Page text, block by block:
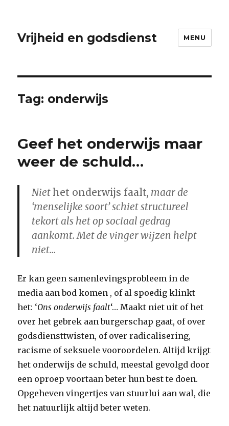
Vrijheid en godsdienst MENU
Tag: onderwijs
Geef het onderwijs maar
weer de schuld…
Niethet onderwijs faalt, maar de
‘menselijke soort’ schiet structureel
tekort als het op sociaal gedrag
aankomt. Met de vinger wijzen helpt
niet…
Er kan geen samenlevingsprobleem in de
media aan bod komen , of al spoedig klinkt
het: ‘Ons onderwijs faalt‘… Maakt niet uit of het
over het gebrek aan burgerschap gaat, of over
godsdiensttwisten, of over radicalisering,
racisme of seksuele vooroordelen. Altijd krijgt
het onderwijs de schuld, meestal gevolgd door
een oproep voortaan beter hun best te doen.
Opgeheven vingertjes van stuurlui aan wal, die
het natuurlijk altijd beter weten.